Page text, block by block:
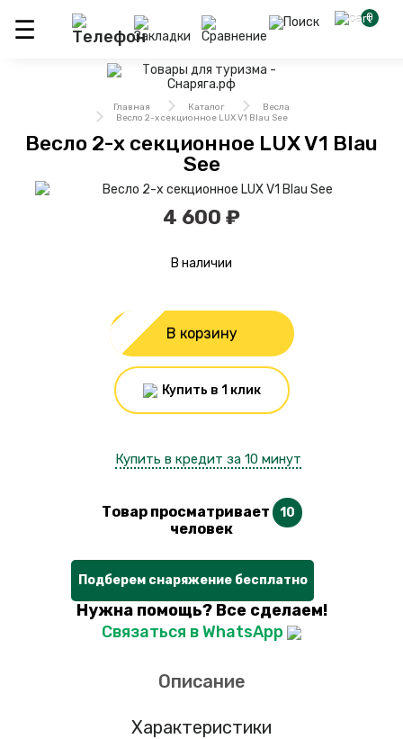
0
Главная Каталог
Весла
Весло 2-х секционное LUX V1 Blau See
Весло 2-х секционное LUX V1 Blau
See
4 600 ₽
В наличии
В корзину
Купить в 1 клик
Купить в кредит за 10 минут
Товар просматривает 10
человек
Подберем снаряжение бесплатно
Нужна помощь? Все сделаем!
Связаться в WhatsApp
Описание
Характеристики